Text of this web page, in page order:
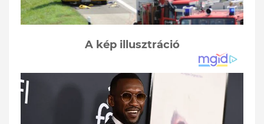
A kép illusztráció